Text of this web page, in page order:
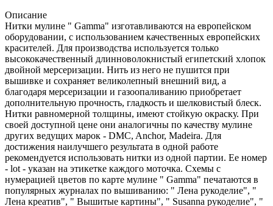
Описание
Нитки мулине " Gamma" изготавливаются на европейском
оборудовании, с использованием качественных европейских
красителей. Для производства используется только
высококачественный длинноволокнистый египетский хлопок
двойной мерсеризации. Нить из него не пушится при
вышивке и сохраняет великолепный внешний вид, а
благодаря мерсеризации и газоопаливанию приобретает
дополнительную прочность, гладкость и шелковистый блеск.
Нитки равномерной толщины, имеют стойкую окраску. При
своей доступной цене они аналогичны по качеству мулине
других ведущих марок - DMC, Anchor, Madeira. Для
достижения наилучшего результата в одной работе
рекомендуется использовать нитки из одной партии. Ее номер
- lot - указан на этикетке каждого моточка. Схемы с
нумерацией цветов по карте мулине " Gamma" печатаются в
популярных журналах по вышиванию: " Лена рукоделие", "
Лена креатив", " Вышитые картины", " Susanna рукоделие", "